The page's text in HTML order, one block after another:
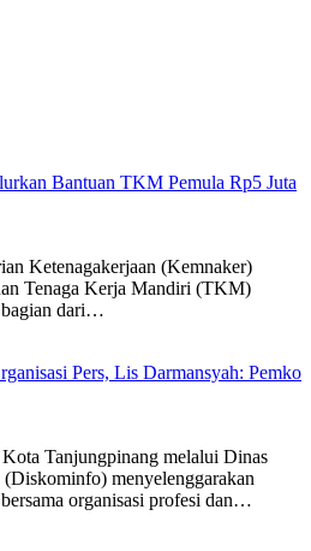
Bantuan TKM Pemula Rp5 Juta
Ketenagakerjaan (Kemnaker)
Tenaga Kerja Mandiri (TKM)
bagian dari…
Pers, Lis Darmansyah: Pemko
Tanjungpinang melalui Dinas
menyelenggarakan
organisasi profesi dan…